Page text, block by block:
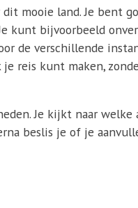
mooie land. Je bent
kunt bijvoorbeeld
de verschillende
reis kunt maken,
Je kijkt naar
beslis je of je